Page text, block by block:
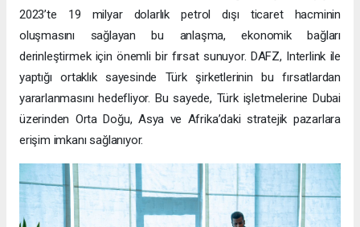
2023’te 19 milyar dolarlık petrol dışı ticaret hacminin
oluşmasını sağlayan bu anlaşma, ekonomik bağları
derinleştirmek için önemli bir fırsat sunuyor. DAFZ, Interlink ile
yaptığı ortaklık sayesinde Türk şirketlerinin bu fırsatlardan
yararlanmasını hedefliyor. Bu sayede, Türk işletmelerine Dubai
üzerinden Orta Doğu, Asya ve Afrika’daki stratejik pazarlara
erişim imkanı sağlanıyor.